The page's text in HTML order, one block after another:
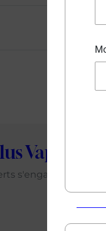
Vape :
s'engage chaque